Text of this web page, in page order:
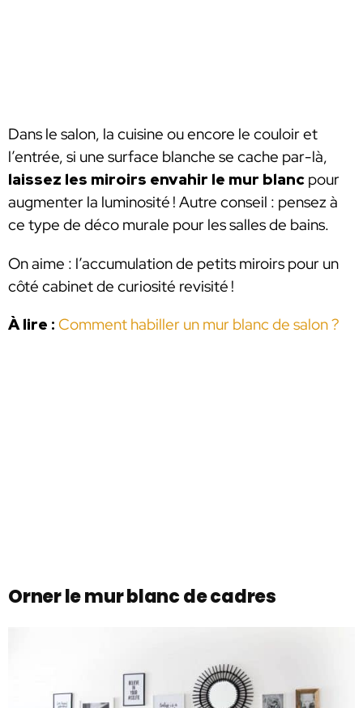
Dans le salon, la cuisine ou encore le couloir et
l’entrée, si une surface blanche se cache par-là,
laissez les miroirs envahir le mur blanc pour
augmenter la luminosité ! Autre conseil : pensez à
ce type de déco murale pour les salles de bains.
On aime : l’accumulation de petits miroirs pour un
côté cabinet de curiosité revisité !
À lire : Comment habiller un mur blanc de salon ?
Orner le mur blanc de cadres